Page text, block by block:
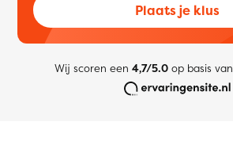
Plaats je klus
Wij scoren een 4,7/5.0op basis van